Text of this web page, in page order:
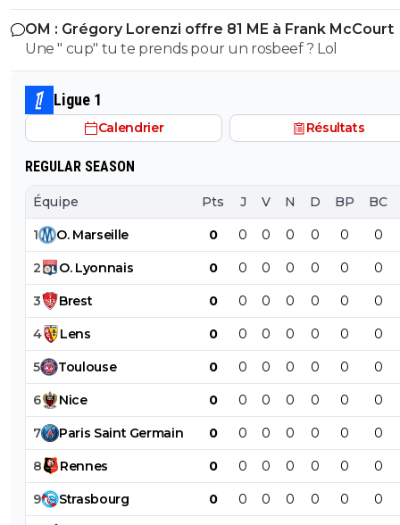
700 M
OM : Grégory Lorenzi offre 81 ME à Frank McCourt
Une " cup" tu te prends pour un rosbeef ? Lol
Ligue 1
Calendrier Résultats
REGULAR SEASON
Équipe Pts J V N D BP BC
1 O. Marseille 0 0 0 0 0 0 0
2 O. Lyonnais 0 0 0 0 0 0 0
3 Brest 0 0 0 0 0 0 0
4 Lens 0 0 0 0 0 0 0
5 Toulouse 0 0 0 0 0 0 0
6 Nice 0 0 0 0 0 0 0
7 Paris Saint Germain 0 0 0 0 0 0 0
8 Rennes 0 0 0 0 0 0 0
9 Strasbourg 0 0 0 0 0 0 0